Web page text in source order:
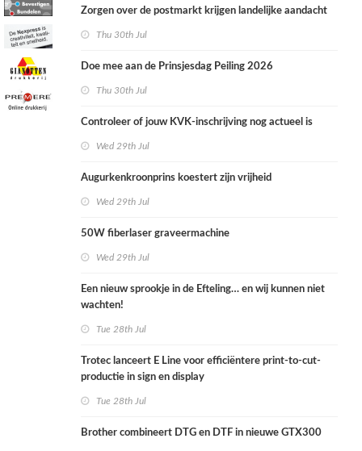
Zorgen over de postmarkt krijgen landelijke aandacht
Thu 30th Jul
Doe mee aan de Prinsjesdag Peiling 2026
Thu 30th Jul
Controleer of jouw KVK-inschrijving nog actueel is
Wed 29th Jul
Augurkenkroonprins koestert zijn vrijheid
Wed 29th Jul
50W fiberlaser graveermachine
Wed 29th Jul
Een nieuw sprookje in de Efteling… en wij kunnen niet
wachten!
Tue 28th Jul
Trotec lanceert E Line voor efficiëntere print-to-cut-
productie in sign en display
Tue 28th Jul
Brother combineert DTG en DTF in nieuwe GTX300